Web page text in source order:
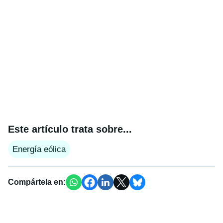
Este artículo trata sobre...
Energía eólica
Compártela en: